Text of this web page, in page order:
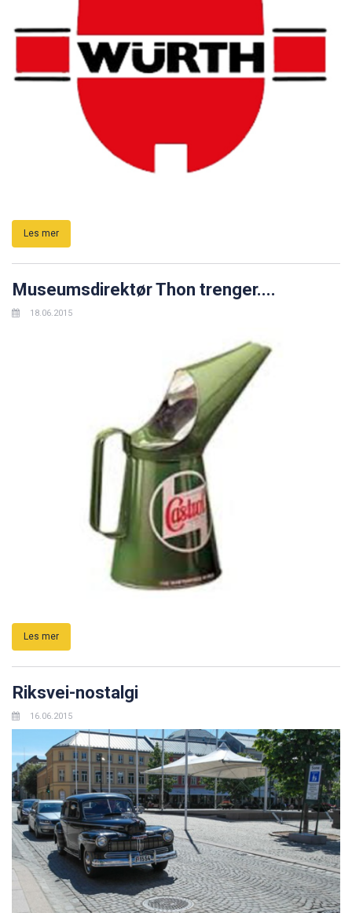
Les mer
Museumsdirektør Thon trenger....
18.06.2015
Les mer
Riksvei-nostalgi
16.06.2015